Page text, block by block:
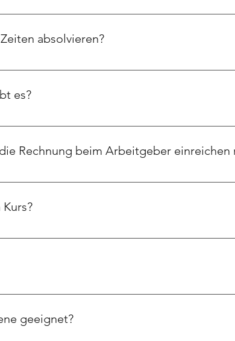
und Inhalte bildlich zu vermitteln, aber die
absolvieren?
Das bedeutet: Du entscheidest selbst, wann
es?
die Kursplattform (Teachable) keine anderen
Rechnung beim Arbeitgeber einreichen
auf der Rechnung notwendig sind – da
Inhalte. Das kann sich in Zukunft ändern – wer
Du ein Teilnahmezertifikat.
geeignet?